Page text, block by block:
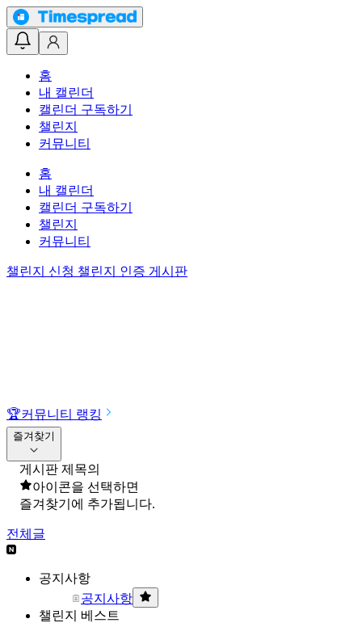
홈
내 캘린더
캘린더 구독하기
챌린지
커뮤니티
홈
내 캘린더
캘린더 구독하기
챌린지
커뮤니티
챌린지 신청 챌린지 인증 게시판
🏆커뮤니티 랭킹
즐겨찾기
게시판 제목의
아이콘을 선택하면
즐겨찾기에 추가됩니다.
전체글
공지사항
공지사항
챌린지 베스트